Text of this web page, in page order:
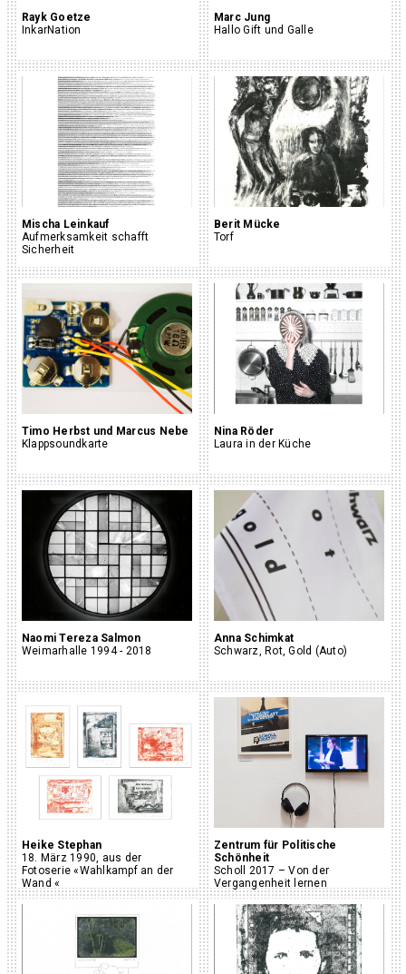
Rayk Goetze
InkarNation
Marc Jung
Hallo Gift und Galle
Mischa Leinkauf
Aufmerksamkeit schafft
Sicherheit
Berit Mücke
Torf
Timo Herbst und Marcus Nebe
Klappsoundkarte
Nina Röder
Laura in der Küche
Naomi Tereza Salmon
Weimarhalle 1994 - 2018
Anna Schimkat
Schwarz, Rot, Gold (Auto)
Heike Stephan
18. März 1990, aus der
Fotoserie «Wahlkampf an der
Wand «
Zentrum für Politische
Schönheit
Scholl 2017 – Von der
Vergangenheit lernen